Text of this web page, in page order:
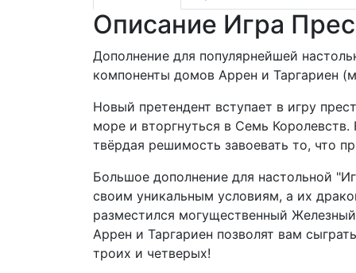
Описание Игра
Дополнение для популярнейшей
компоненты домов Аррен и Таргариен
Новый претендент вступает в игру
море и вторгнуться в Семь
твёрдая решимость завоевать то, что
Большое дополнение для настольной
своим уникальным условиям, а их
разместился могущественный
Аррен и Таргариен позволят вам
троих и четверых!